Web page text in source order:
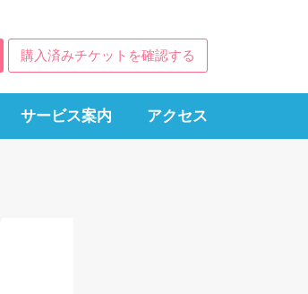
購入済みチケットを確認する
サービス案内 アクセス